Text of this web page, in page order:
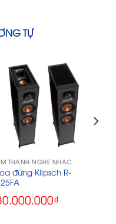
TỰ
THANH NGHE NHẠC
đứng Klipsch R-
₫